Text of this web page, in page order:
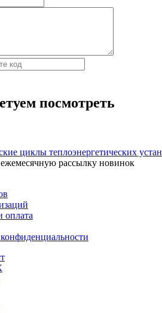
посмотреть
циклы теплоэнергетических
рассылку новинок
оплата